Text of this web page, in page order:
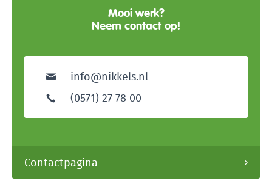
Mooi werk?
Neem contact op!
info@nikkels.nl
(0571) 27 78 00
Contactpagina